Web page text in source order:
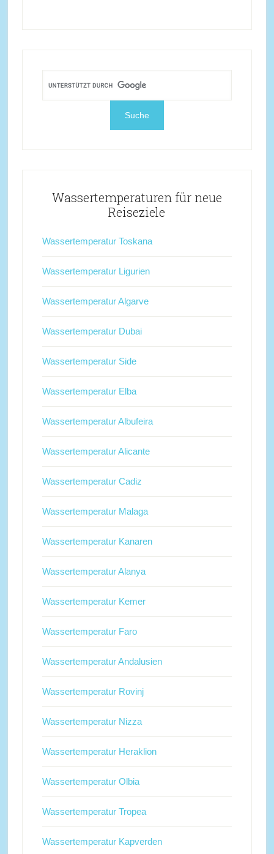
Wassertemperaturen für neue
Reiseziele
Wassertemperatur Toskana
Wassertemperatur Ligurien
Wassertemperatur Algarve
Wassertemperatur Dubai
Wassertemperatur Side
Wassertemperatur Elba
Wassertemperatur Albufeira
Wassertemperatur Alicante
Wassertemperatur Cadiz
Wassertemperatur Malaga
Wassertemperatur Kanaren
Wassertemperatur Alanya
Wassertemperatur Kemer
Wassertemperatur Faro
Wassertemperatur Andalusien
Wassertemperatur Rovinj
Wassertemperatur Nizza
Wassertemperatur Heraklion
Wassertemperatur Olbia
Wassertemperatur Tropea
Wassertemperatur Kapverden